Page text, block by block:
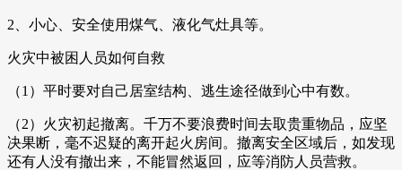
2、小心、安全使用煤气、液化气灶具等。
火灾中被困人员如何自救
（1）平时要对自己居室结构、逃生途径做到心中有数。
（2）火灾初起撤离。千万不要浪费时间去取贵重物品，应坚
决果断，毫不迟疑的离开起火房间。撤离安全区域后，如发现
还有人没有撤出来，不能冒然返回，应等消防人员营救。